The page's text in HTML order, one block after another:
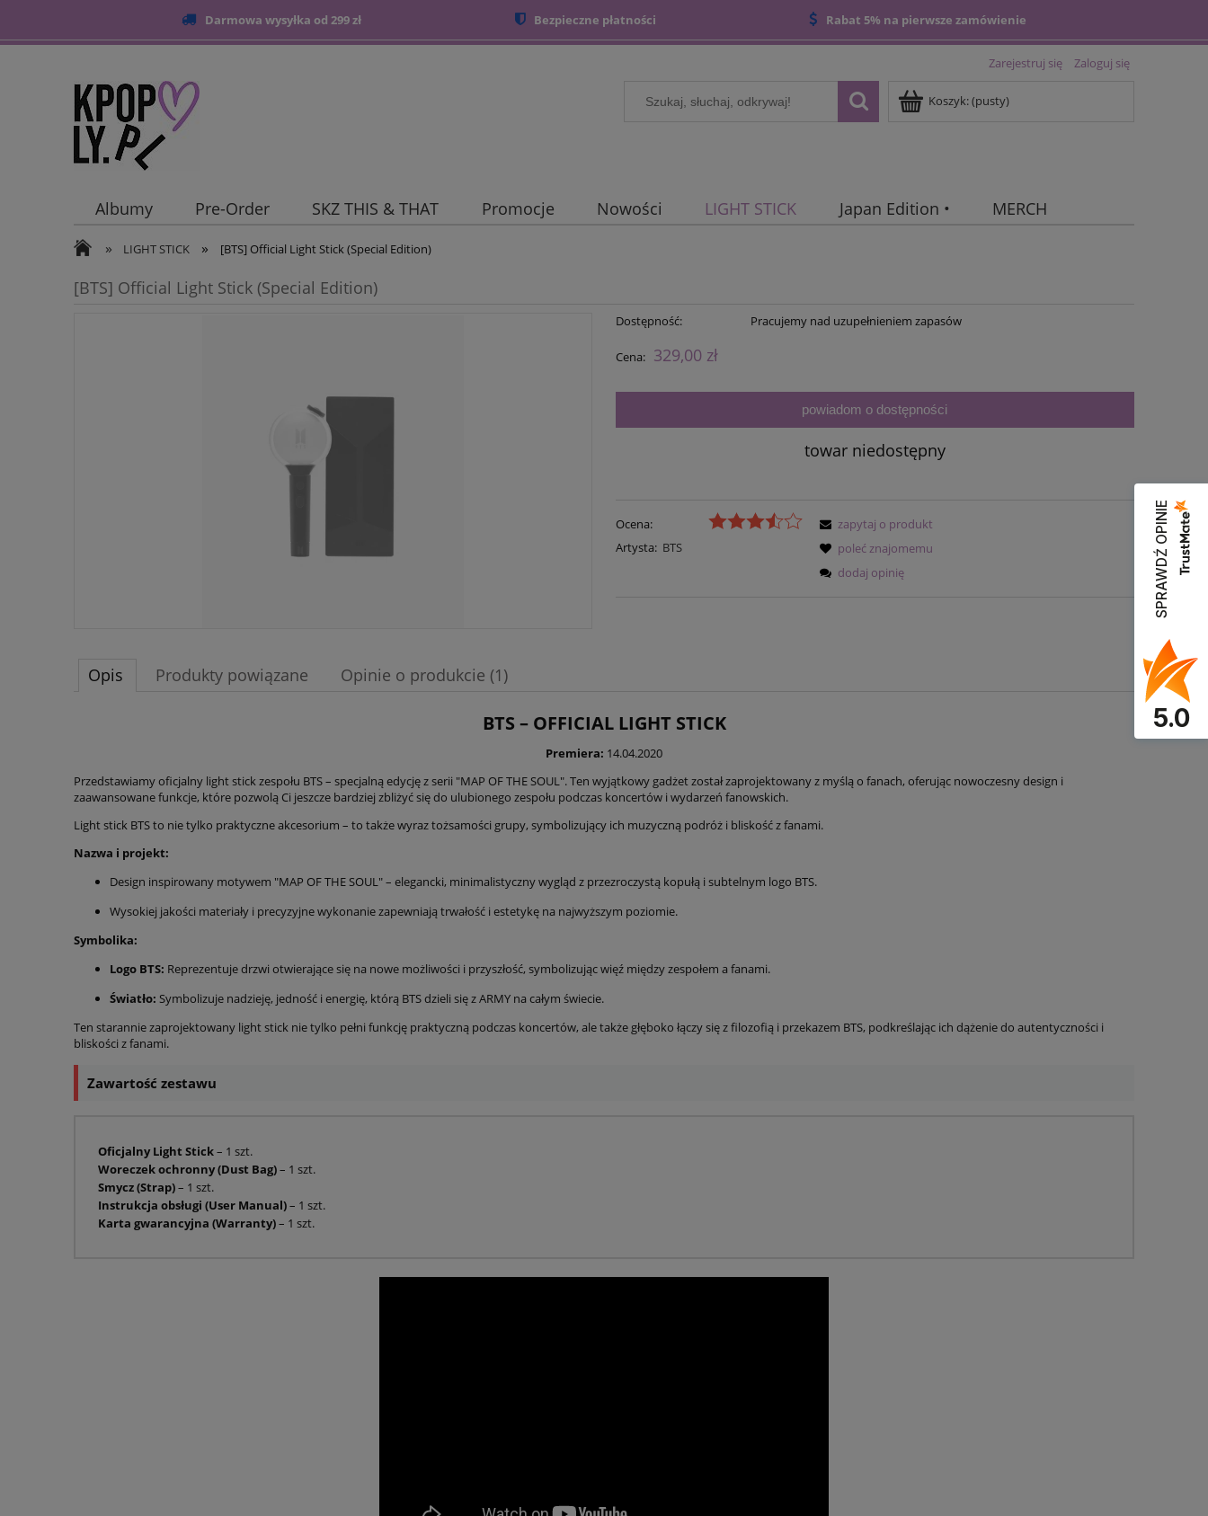
Darmowa wysyłka od 299 zł Bezpieczne płatności Rabat 5% na pierwsze zamówienie
Zarejestruj się Zaloguj się
Koszyk:(pusty)
Albumy Pre-Order SKZ THIS & THAT Promocje Nowości LIGHT STICK Japan Edition •
MERCH
Blog
» LIGHT STICK » [BTS] Official Light Stick (Special Edition)
[BTS] Official Light Stick (Special Edition)
Dostępność: Pracujemy nad uzupełnieniem zapasów
Cena: 329,00 zł
powiadom o dostępności
towar niedostępny
Ocena:
Artysta: BTS
zapytaj o produkt
poleć znajomemu
dodaj opinię
Opis Produkty powiązane Opinie o produkcie (1)
BTS – OFFICIAL LIGHT STICK
Premiera: 14.04.2020
Przedstawiamy oficjalny light stick zespołu BTS – specjalną edycję z serii "MAP OF THE SOUL". Ten wyjątkowy gadżet został zaprojektowany z myślą o fanach, oferując nowoczesny design i
zaawansowane funkcje, które pozwolą Ci jeszcze bardziej zbliżyć się do ulubionego zespołu podczas koncertów i wydarzeń fanowskich.
Light stick BTS to nie tylko praktyczne akcesorium – to także wyraz tożsamości grupy, symbolizujący ich muzyczną podróż i bliskość z fanami.
Nazwa i projekt:
Design inspirowany motywem "MAP OF THE SOUL" – elegancki, minimalistyczny wygląd z przezroczystą kopułą i subtelnym logo BTS.
Wysokiej jakości materiały i precyzyjne wykonanie zapewniają trwałość i estetykę na najwyższym poziomie.
Symbolika:
Logo BTS: Reprezentuje drzwi otwierające się na nowe możliwości i przyszłość, symbolizując więź między zespołem a fanami.
Światło: Symbolizuje nadzieję, jedność i energię, którą BTS dzieli się z ARMY na całym świecie.
Ten starannie zaprojektowany light stick nie tylko pełni funkcję praktyczną podczas koncertów, ale także głęboko łączy się z filozofią i przekazem BTS, podkreślając ich dążenie do autentyczności i
bliskości z fanami.
Zawartość zestawu
Oficjalny Light Stick– 1 szt.
Woreczek ochronny (Dust Bag)– 1 szt.
Smycz (Strap)– 1 szt.
Instrukcja obsługi (User Manual)– 1 szt.
Karta gwarancyjna (Warranty)– 1 szt.
SPRAWDŹ OPINIE
5.0